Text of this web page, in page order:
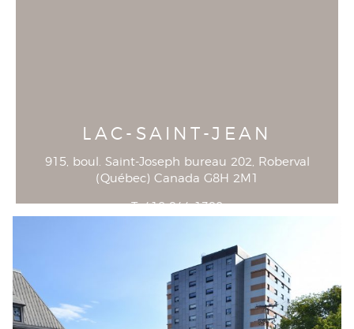
LAC-SAINT-JEAN
915, boul. Saint-Joseph bureau 202 , Roberval
(Québec) Canada G8H 2M1
T 418-944-1390